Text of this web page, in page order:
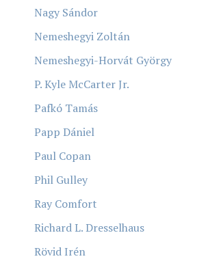
Nagy Sándor
Nemeshegyi Zoltán
Nemeshegyi-Horvát György
P. Kyle McCarter Jr.
Pafkó Tamás
Papp Dániel
Paul Copan
Phil Gulley
Ray Comfort
Richard L. Dresselhaus
Rövid Irén